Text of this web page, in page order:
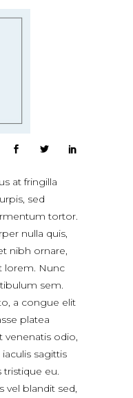
at fringilla
sed
tortor.
nulla quis,
nibh ornare,
lorem. Nunc
sem.
a congue elit
platea
venenatis odio,
sagittis
tristique eu.
vel blandit sed,